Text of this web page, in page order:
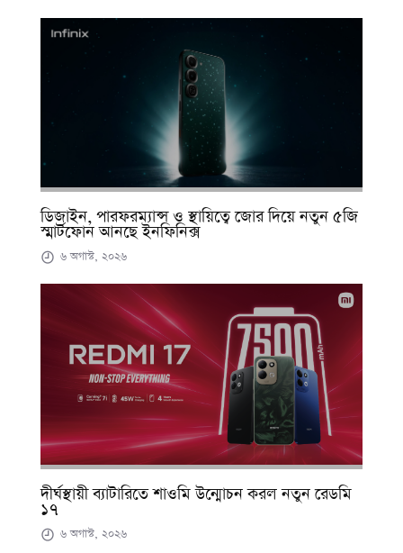
ডিজাইন, পারফরম্যান্স ও স্থায়িত্বে জোর দিয়ে নতুন ৫জি
স্মার্টফোন আনছে ইনফিনিক্স
৬ অগাস্ট, ২০২৬
দীর্ঘস্থায়ী ব্যাটারিতে শাওমি উন্মোচন করল নতুন রেডমি
১৭
৬ অগাস্ট, ২০২৬